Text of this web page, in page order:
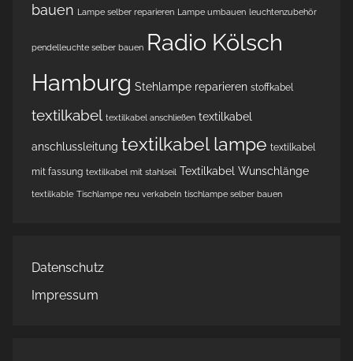
bauen Lampe selber reparieren Lampe umbauen leuchtenzubehör
pendelleuchte selber bauen Radio Kölsch
Hamburg Stehlampe reparieren stoffkabel
textilkabel textilkabel anschließen textilkabel
anschlussleitung textilkabel lampe textilkabel
mit fassung textilkabel mit stahlseil Textilkabel Wunschlänge
textilkable Tischlampe neu verkabeln tischlampe selber bauen
Datenschutz
Impressum